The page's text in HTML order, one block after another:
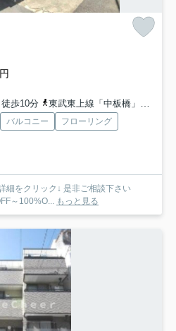
歩10分
東武東上線「中板橋」駅 徒歩13分
バルコニー
フローリング
細をクリック↓ 是非ご相談下さい
～100%O... もっと見る